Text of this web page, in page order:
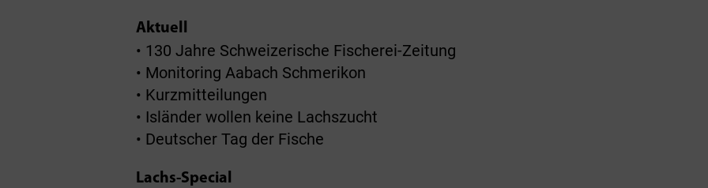
Aktuell
• 130 Jahre Schweizerische Fischerei-Zeitung
• Monitoring Aabach Schmerikon
• Kurzmitteilungen
• Isländer wollen keine Lachszucht
• Deutscher Tag der Fische
Lachs-Special